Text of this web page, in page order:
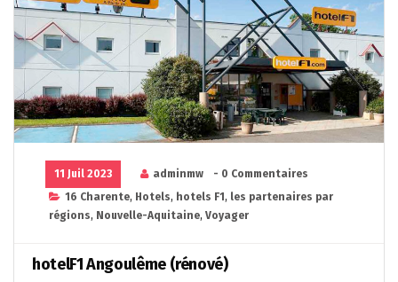
11 Juil 2023 adminmw
- 0 Commentaires
16 Charente, Hotels, hotels F1 , les partenaires par
régions, Nouvelle-Aquitaine, Voyager
hotelF1 Angoulême (rénové)